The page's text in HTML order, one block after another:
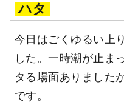
ハタ
今日はごくゆるい上
した。一時潮が止ま
タる場面ありました
です。